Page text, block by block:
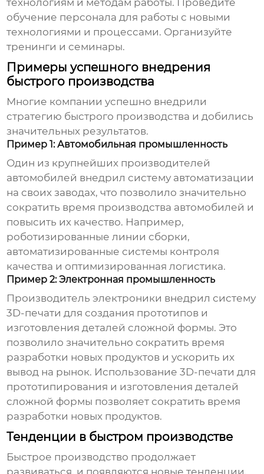
технологиям и методам работы. Проведите
обучение персонала для работы с новыми
технологиями и процессами. Организуйте
тренинги и семинары.
Примеры успешного внедрения
быстрого производства
Многие компании успешно внедрили
стратегию быстрого производства и добились
значительных результатов.
Пример 1: Автомобильная промышленность
Один из крупнейших производителей
автомобилей внедрил систему автоматизации
на своих заводах, что позволило значительно
сократить время производства автомобилей и
повысить их качество. Например,
роботизированные линии сборки,
автоматизированные системы контроля
качества и оптимизированная логистика.
Пример 2: Электронная промышленность
Производитель электроники внедрил систему
3D-печати для создания прототипов и
изготовления деталей сложной формы. Это
позволило значительно сократить время
разработки новых продуктов и ускорить их
вывод на рынок. Использование 3D-печати для
прототипирования и изготовления деталей
сложной формы позволяет сократить время
разработки новых продуктов.
Тенденции в быстром производстве
Быстрое производство продолжает